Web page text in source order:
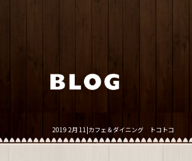
2019 2月 11|カフェ＆ダイニング トコトコ